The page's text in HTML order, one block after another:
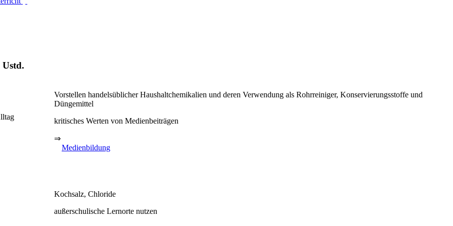
Ustd.
Vorstellen handelsüblicher Haushaltchemikalien und deren Verwendung als Rohrreiniger, Konservierungsstoffe und
Düngemittel
kritisches Werten von Medienbeiträgen
⇒
Medienbildung
Kochsalz, Chloride
außerschulische Lernorte nutzen